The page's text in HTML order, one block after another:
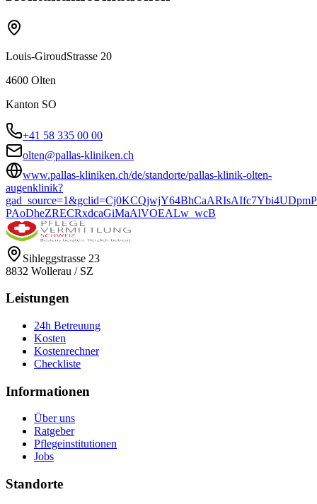
Louis-Giroud­Strasse 20
4600 Olten
Kanton SO
+41 58 335 00 00
olten@pallas-kliniken.ch
www.pallas-kliniken.ch/de/standorte/pallas-klinik-olten-
augenklinik?
PAoDheZRECRxdcaGiMaAlVOEALw_wcB
Sihleggstrasse 23
8832 Wollerau / SZ
Leistungen
24h Betreuung
Kosten
Kostenrechner
Checkliste
Informationen
Über uns
Ratgeber
Pflegeinstitutionen
Jobs
Standorte